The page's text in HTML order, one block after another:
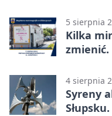
5 sierpnia
Kilka
4 sierpnia
Syreny